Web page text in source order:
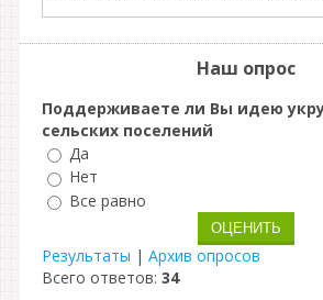
Наш опрос
Поддерживаете ли Вы идею
сельских поселений
Да
Нет
Все равно
Результаты | Архив опросов
Всего ответов: 34